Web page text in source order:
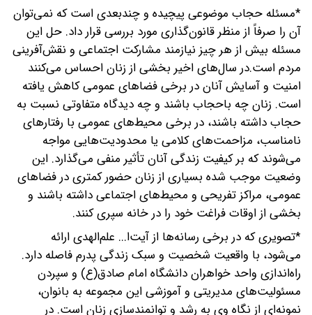
*مسئله حجاب موضوعی پیچیده و چندبعدی است که نمی‌توان
آن را صرفاً از منظر قانون‌گذاری مورد بررسی قرار داد. حل این
مسئله بیش از هر چیز نیازمند مشارکت اجتماعی و نقش‌آفرینی
مردم است.در سال‌های اخیر بخشی از زنان احساس می‌کنند
امنیت و آسایش آنان در برخی فضاهای عمومی کاهش یافته
است. زنان چه باحجاب باشند و چه دیدگاه متفاوتی نسبت به
حجاب داشته باشند، در برخی محیط‌های عمومی با رفتارهای
نامناسب، مزاحمت‌های کلامی یا محدودیت‌هایی مواجه
می‌شوند که بر کیفیت زندگی آنان تأثیر منفی می‌گذارد. این
وضعیت موجب شده بسیاری از زنان حضور کمتری در فضاهای
عمومی، مراکز تفریحی و محیط‌های اجتماعی داشته باشند و
بخشی از اوقات فراغت خود را در خانه سپری کنند.
*تصویری که در برخی رسانه‌ها از آیت‌ا... علم‌الهدی ارائه
می‌شود، با واقعیت شخصیت و سبک زندگی پدرم فاصله دارد.
راه‌اندازی واحد خواهران دانشگاه امام صادق(ع) و سپردن
مسئولیت‌های مدیریتی و آموزشی این مجموعه به بانوان،
نمونه‌ای از نگاه وی به رشد و توانمندسازی زنان است. در